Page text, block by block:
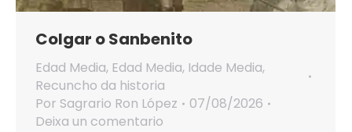
Colgar o Sanbenito
Edad Media, Edad Media, Idade Media,
Recuncho da historia
Por Sagrario Ron López
07/08/2026
Deixa un comentario